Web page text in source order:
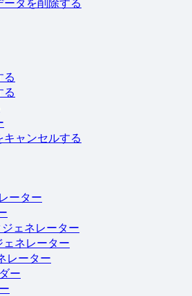
る
る
ャンセルする
ーター
ェネレーター
ェネレーター
レーター
ー